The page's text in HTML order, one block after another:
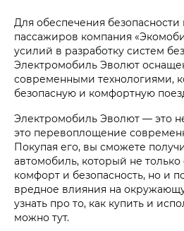
Для обеспечения безопасности
пассажиров компания
усилий в разработку систем
Электромобиль Эволют
современными технологиями,
безопасную и комфортную
Электромобиль Эволют — это
это перевоплощение
Покупая его, вы сможете
автомобиль, который не
комфорт и безопасность, но и
вредное влияния на
узнать про то, как купить и
можно тут.